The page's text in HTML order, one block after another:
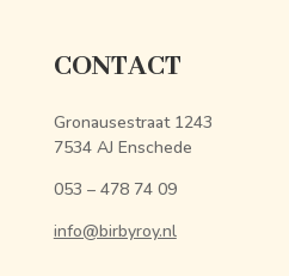
CONTACT
Gronausestraat 1243
7534 AJ Enschede
053 – 478 74 09
info@birbyroy.nl